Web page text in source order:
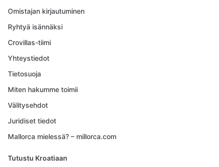
Omistajan kirjautuminen
Ryhtyä isännäksi
Crovillas-tiimi
Yhteystiedot
Tietosuoja
Miten hakumme toimii
Välitysehdot
Juridiset tiedot
Mallorca mielessä? – millorca.com
Tutustu Kroatiaan